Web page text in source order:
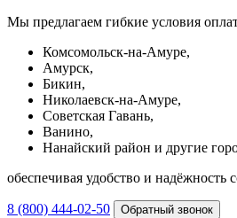
Мы предлагаем гибкие условия
Комсомольск-на-Амуре,
Амурск,
Бикин,
Николаевск-на-Амуре,
Советская Гавань,
Ванино,
Нанайский район и другие
обеспечивая удобство и
8 (800) 444-02-50